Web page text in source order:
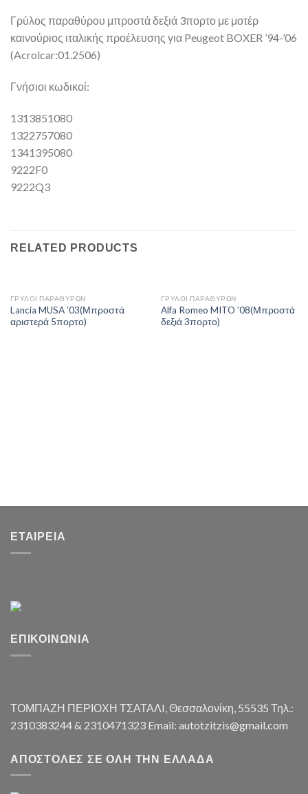
Γρύλος παραθύρου μπροστά δεξιά 3πορτο με μοτέρ
καινούριος ιταλικής προέλευσης για Peugeot BOXER ’94-’06
(Acrolcar:01.2506)
Γνήσιοι κωδικοί:
1313851080
1322757080
1341395080
9222F0
9222Q3
RELATED PRODUCTS
ΓΡΥΛΟΙ ΠΑΡΑΘΥΡΩΝ
Lancia MUSA ’03(Μπροστά
αριστερά 5πορτο)
ΓΡΥΛΟΙ ΠΑΡΑΘΥΡΩΝ
Alfa Romeo MITO ’08(Μπροστά
δεξιά 3πορτο)
ΕΤΑΙΡΕΊΑ
ΕΠΙΚΟΙΝΩΝΊΑ
ΤΟΜΠΑΖΗ ΠΕΡΙΟΧΗ ΤΣΑΤΑΛI, Θεσσαλονίκη, 55535 Τηλ.:
2310383244 & 2310471323 Email: autotzitzis@gmail.com
ΑΠΟΣΤΟΛΈΣ ΣΕ ΌΛΗ ΤΗΝ ΕΛΛΆΔΑ